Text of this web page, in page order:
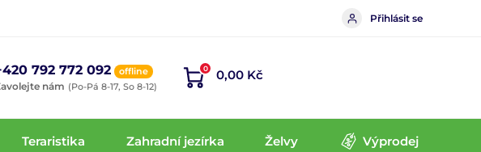
Přihlásit se
792 772 092 offline
nám (Po-Pá 8-17, So 8-12)
0 0,00 Kč
Teraristika Zahradní jezírka Želvy Výprodej